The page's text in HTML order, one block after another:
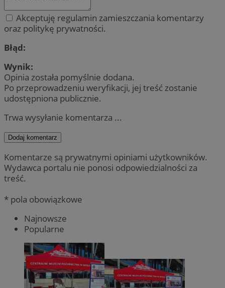
Akceptuję regulamin zamieszczania komentarzy
oraz politykę prywatności.
Błąd:
Wynik:
Opinia została pomyślnie dodana.
Po przeprowadzeniu weryfikacji, jej treść zostanie
udostępniona publicznie.
Trwa wysyłanie komentarza ...
Dodaj komentarz
Komentarze są prywatnymi opiniami użytkowników.
Wydawca portalu nie ponosi odpowiedzialności za
treść.
* pola obowiązkowe
Najnowsze
Popularne